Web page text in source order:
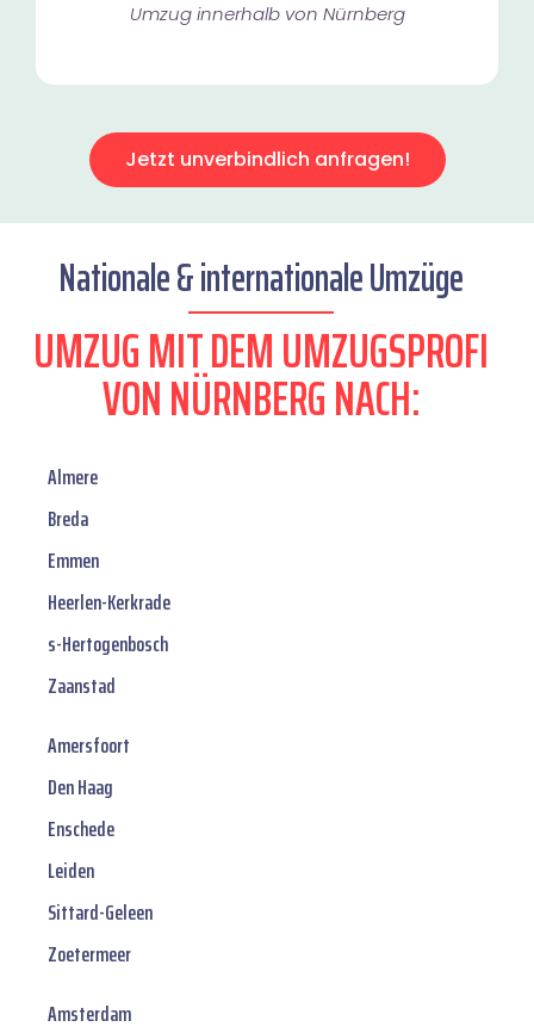
Umzug innerhalb von Nürnberg​
Jetzt unverbindlich anfragen!
Nationale & internationale Umzüge
UMZUG MIT DEM UMZUGSPROFI
VON NÜRNBERG NACH:
Almere
Breda
Emmen
Heerlen-Kerkrade
s-Hertogenbosch
Zaanstad
Amersfoort
Den Haag
Enschede
Leiden
Sittard-Geleen
Zoetermeer
Amsterdam